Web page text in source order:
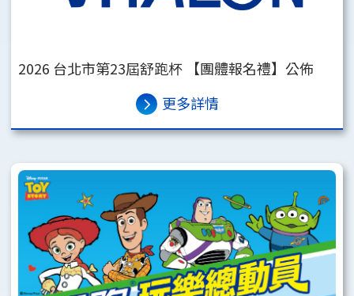
2026 台北市第23屆舒跑杯 【團體報名禮】公佈
更多詳情